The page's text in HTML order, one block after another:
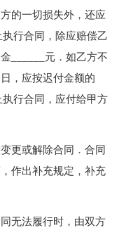
的一切损失外，还应
行合同，除应赔偿乙
______元．如乙方不
，应按迟付金额的
执行合同，应付给甲方
更或解除合同．合同
作出补充规定，补充
无法履行时，由双方